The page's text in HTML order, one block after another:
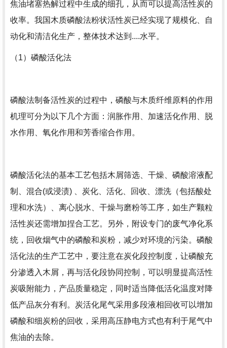
焦油堵塞热解过程中生成的细孔，从而可以提高活性炭的
收率。我国木质磷酸法粉状活性炭已经实现了规模化、自
动化和清洁化生产，整体技术达到....水平。
（1）磷酸活化法
磷酸法制备活性炭的过程中，磷酸与木质纤维原料的作用
机理可分为以下几个方面：润胀作用、加速活化作用、脱
水作用、氧化作用和芳香缩合作用。
磷酸活化法的基本工艺包括木屑筛选、干燥、磷酸溶液配
制、混合(或浸渍) 、炭化、活化、回收、漂洗（包括酸处
理和水洗）、离心脱水、干燥与磨粉等工序，如生产颗粒
活性炭还需增加捏合工艺。另外，附设专门的废气净化系
统，回收烟气中的磷酸和炭粉，减少对环境的污染。磷酸
活化法的生产工艺中，要注意在炭化段控制度，让磷酸充
分渗透入木屑，再与活化段协同控制，可以明显提高活性
炭吸附能力，产品质量稳定，同时适当降低活化温度对降
低产品灰分有利。炭活化尾气采用多段液相回收可以增加
磷酸和细炭粉的回收，采用高压静电方式也有利于尾气中
焦油的去除。